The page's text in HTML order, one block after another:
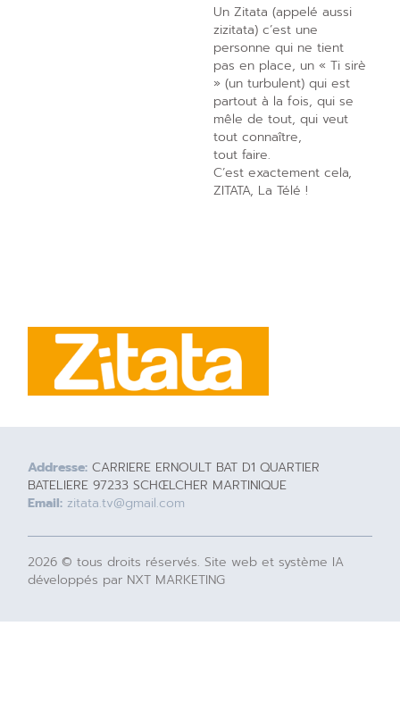
Un Zitata (appelé aussi
zizitata) c’est une
personne qui ne tient
pas en place, un « Ti sirè
» (un turbulent) qui est
partout à la fois, qui se
mêle de tout, qui veut
tout connaître,
tout faire.
C’est exactement cela,
ZITATA, La Télé !
Addresse: CARRIERE ERNOULT BAT D1 QUARTIER
BATELIERE 97233 SCHŒLCHER MARTINIQUE
Email: zitata.tv@gmail.com
2026 © tous droits réservés. Site web et système IA
développés par NXT MARKETING